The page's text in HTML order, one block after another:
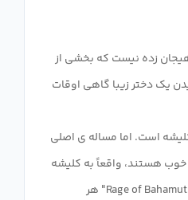
هیجان زده نیست که بخشی از
یک دختر زیبا گاهی اوقات
است. اما مساله ی اصلی
هستند، واقعاً به کلیشه
ها اهمیت نمی دهید و در "Rage of Bahamut" هر